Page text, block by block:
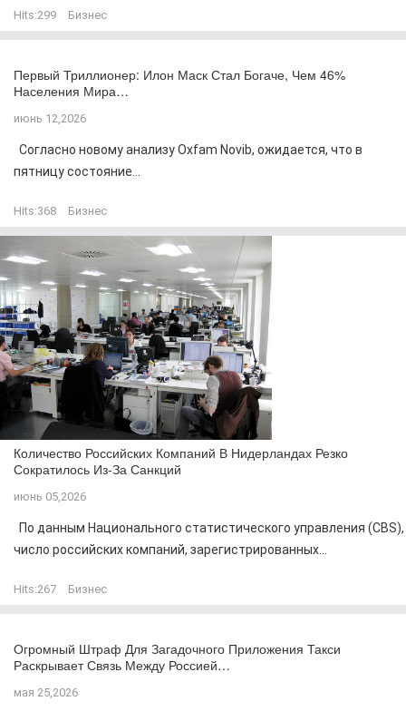
Hits:299 Бизнес
Первый Триллионер: Илон Маск Стал Богаче, Чем 46%
Населения Мира…
июнь 12,2026
Согласно новому анализу Oxfam Novib, ожидается, что в
пятницу состояние...
Hits:368 Бизнес
Количество Российских Компаний В Нидерландах Резко
Сократилось Из-За Санкций
июнь 05,2026
По данным Национального статистического управления (CBS),
число российских компаний, зарегистрированных...
Hits:267 Бизнес
Огромный Штраф Для Загадочного Приложения Такси
Раскрывает Связь Между Россией…
мая 25,2026